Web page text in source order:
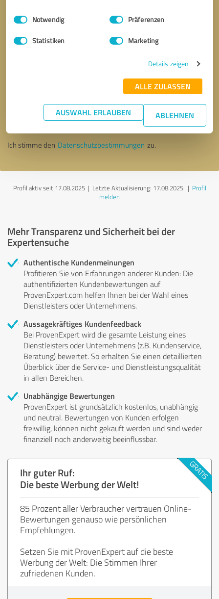
Impressum Datenschutzbestimmungen
Einwilligungsauswahl
Notwendig Präferenzen
Statistiken Marketing
Details zeigen
ALLE ZULASSEN
AUSWAHL ERLAUBEN ABLEHNEN
* Erforderliche Angaben
Nachricht senden
Ich stimme den Datenschutzbestimmungen zu.
Profil aktiv seit 17.08.2025 | Letzte Aktualisierung: 17.08.2025| Profil
melden
Mehr Transparenz und Sicherheit bei der
Expertensuche
Authentische Kundenmeinungen
Profitieren Sie von Erfahrungen anderer Kunden: Die
authentifizierten Kundenbewertungen auf
ProvenExpert.com helfen Ihnen bei der Wahl eines
Dienstleisters oder Unternehmens.
Aussagekräftiges Kundenfeedback
Bei ProvenExpert wird die gesamte Leistung eines
Dienstleisters oder Unternehmens (z.B. Kundenservice,
Beratung) bewertet. So erhalten Sie einen detaillierten
Überblick über die Service- und Dienstleistungsqualität
in allen Bereichen.
Unabhängige Bewertungen
ProvenExpert ist grundsätzlich kostenlos, unabhängig
und neutral. Bewertungen von Kunden erfolgen
freiwillig, können nicht gekauft werden und sind weder
finanziell noch anderweitig beeinflussbar.
Ihr guter Ruf:
Die beste Werbung der Welt!
85 Prozent aller Verbraucher vertrauen Online-
Bewertungen genauso wie persönlichen
Empfehlungen.
Setzen Sie mit ProvenExpert auf die beste
Werbung der Welt: Die Stimmen Ihrer
zufriedenen Kunden.